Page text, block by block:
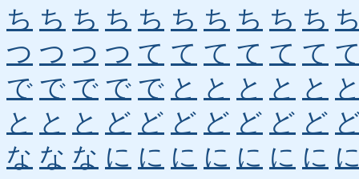
ち ち ち ち ち ち ち ち ち ち
つ つ つ つ て て て て て て
で で で で で と と と と と
と と と ど ど ど ど ど ど ど
な な な に に に に に に に